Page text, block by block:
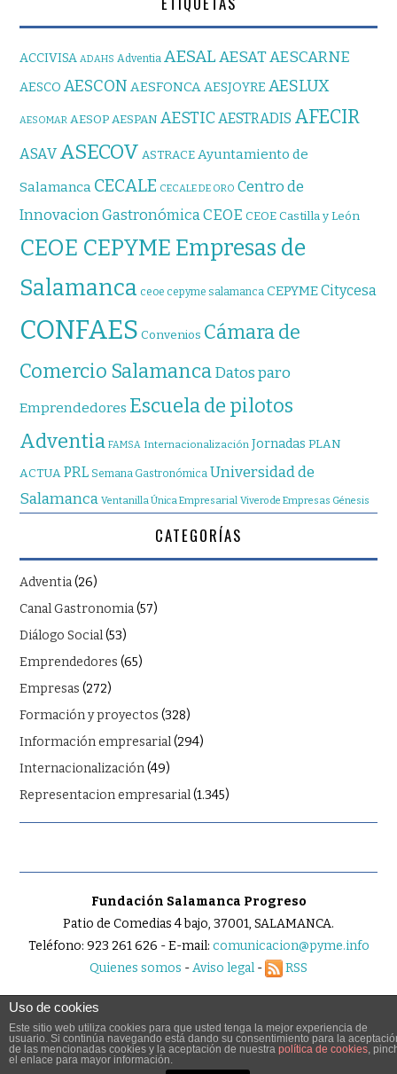
ACCIVISA ADAHS Adventia AESAL AESATAESCARNE
AESCO AESCON AESFONCA AESJOYRE AESLUX
AESOMAR AESOP AESPAN AESTIC AESTRADIS AFECIR
ASAVASECOV ASTRACE Ayuntamiento de
Salamanca CECALE CECALE DE ORO Centro de
Innovacion Gastronómica CEOE CEOE Castilla y León
CEOE CEPYME Empresas de
Salamanca ceoe cepyme salamanca CEPYMECitycesa
CONFAES Convenios Cámara de
Comercio SalamancaDatos paro
Emprendedores Escuela de pilotos
Adventia FAMSA Internacionalización Jornadas PLAN
ACTUA PRL Semana Gastronómica Universidad de
Salamanca Ventanilla Única Empresarial Vivero de Empresas Génesis
CATEGORÍAS
Adventia(26)
Canal Gastronomia(57)
Diálogo Social(53)
Emprendedores (65)
Empresas (272)
Formación y proyectos (328)
Información empresarial(294)
Internacionalización(49)
Representacion empresarial(1.345)
Fundación Salamanca Progreso
Patio de Comedias 4 bajo, 37001, SALAMANCA.
Teléfono: 923 261 626 - E-mail: comunicacion@pyme.info
Quienes somos -Aviso legal - RSS
© 2026 PYME.INFO. TODOS LOS DERECHOS RESERVADOS.
FASHIONISTA
Uso de cookies
Este sitio web utiliza cookies para que usted tenga la mejor experiencia de
usuario. Si continúa navegando está dando su consentimiento para la
de las mencionadas cookies y la aceptación de nuestra política de cookies,
el enlace para mayor información.